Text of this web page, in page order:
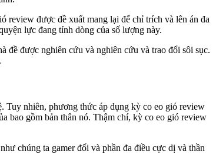
review được đề xuất mang lại để chỉ trích và lên án đa
lực đang tính dòng của số lượng này.
đề được nghiên cứu và nghiên cứu và trao đổi sôi sục.
Tuy nhiên, phương thức áp dụng kỳ co eo gió review
bao gồm bản thân nó. Thậm chí, kỳ co eo gió review
chúng ta gamer đối và phần đa điều cực dị và thần